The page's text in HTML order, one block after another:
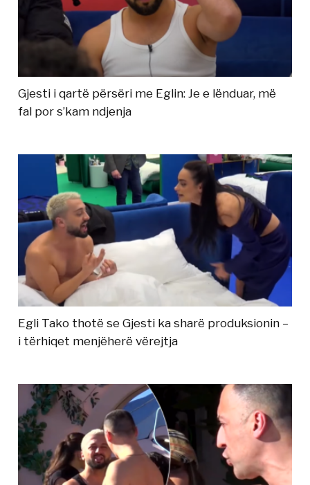
Gjesti i qartë përsëri me Eglin: Je e lënduar, më
fal por s’kam ndjenja
Egli Tako thotë se Gjesti ka sharë produksionin –
i tërhiqet menjëherë vërejtja